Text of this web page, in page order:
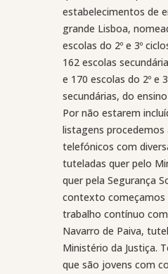
estabelecimentos de
grande Lisboa,
escolas do 2º e 3º
162 escolas
e 170 escolas do 2º e
secundárias, do
Por não estarem
listagens
telefónicos com
tuteladas quer pelo
quer pela Segurança
contexto começamos
trabalho contínuo
Navarro de Paiva,
Ministério da Justiça.
que são jovens com